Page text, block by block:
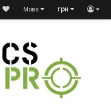
грн
Мова